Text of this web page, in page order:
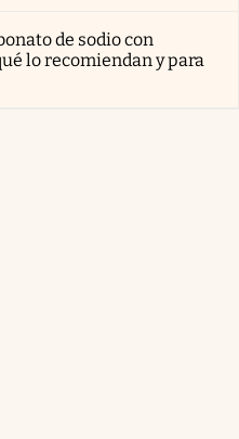
de sodio con
lo recomiendan y para